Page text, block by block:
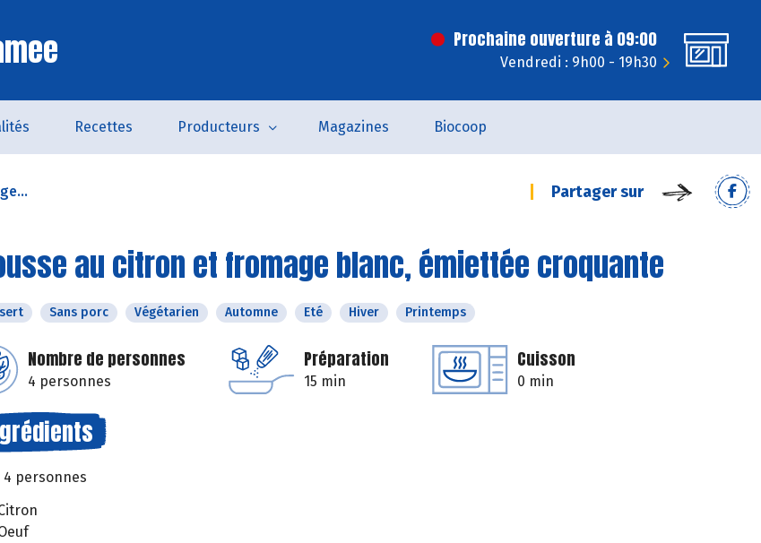
Prochaine ouverture à 09:00
Vendredi : 9h00 - 19h30
Recettes Producteurs Magazines Biocoop
Partager sur
au citron et fromage blanc, émiettée croquante
Sans porc Végétarien Automne Eté Hiver Printemps
Nombre de personnes
4 personnes
Préparation
15 min
Cuisson
0 min
4 personnes